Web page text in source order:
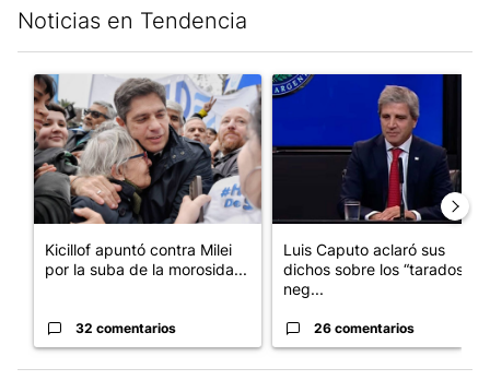
Noticias en Tendencia
Un artículo de tendencia con el título "Kicillof apuntó contra
Kicillof apuntó contra Milei
por la suba de la morosida...
32 comentarios
Un artículo de tendencia con
Luis Caputo aclaró sus
dichos sobre los “tarados” y
neg...
26 comentarios